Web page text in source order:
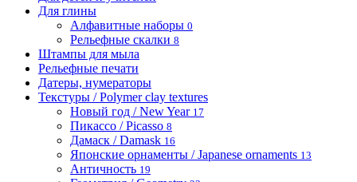
Для глины
Алфавитные наборы 0
Рельефные скалки 8
Штампы для мыла
Рельефные печати
Датеры, нумераторы
Текстуры / Polymer clay textures
Новый год / New Year 17
Пикассо / Picasso 8
Дамаск / Damask 16
Японские орнаменты / Japanese ornaments 13
Античность 19